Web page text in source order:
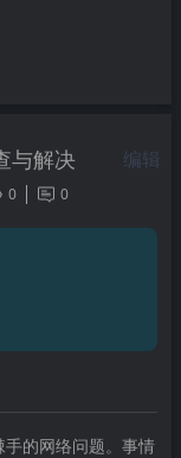
与解决 编辑
0 0
的网络问题。事情